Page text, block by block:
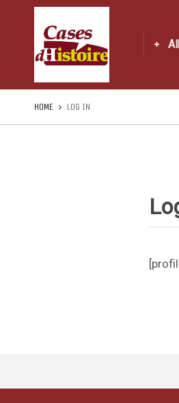
HOME LOG IN